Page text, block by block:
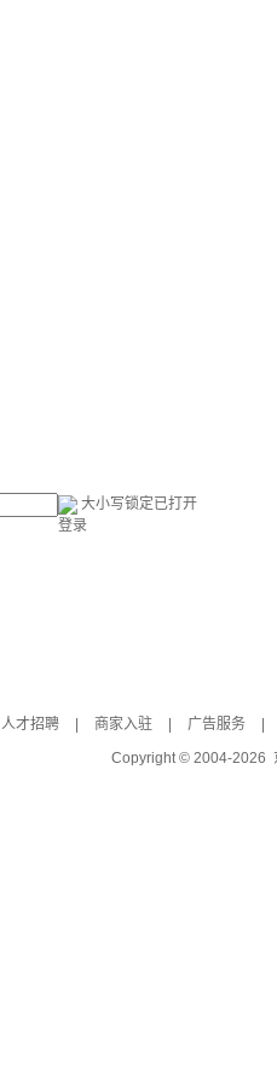
大小写锁定已打开
登录
人才招聘 商家入驻 广告服务
Copyright © 2004-2026